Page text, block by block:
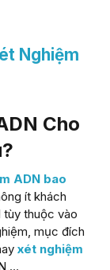
Nghiệm
Cho
ADN bao
ít khách
tùy thuộc vào
mục đích
xét nghiệm